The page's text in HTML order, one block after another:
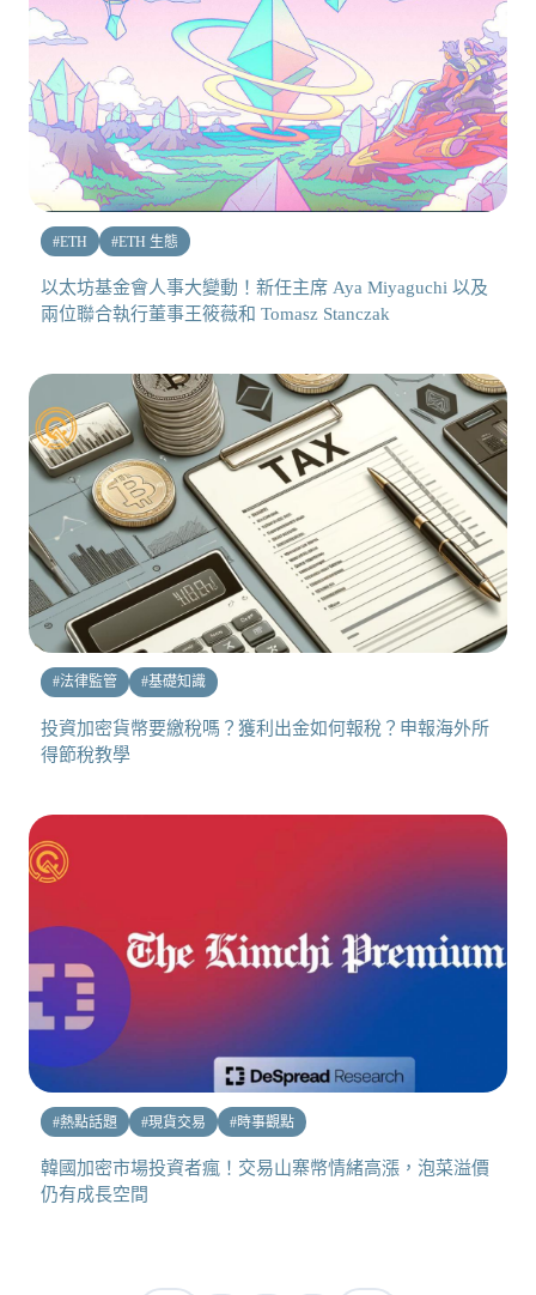
#ETH #ETH 生態
以太坊基金會人事大變動！新任主席 Aya Miyaguchi 以及
兩位聯合執行董事王筱薇和 Tomasz Stanczak
#法律監管 #基礎知識
投資加密貨幣要繳稅嗎？獲利出金如何報稅？申報海外所
得節稅教學
#熱點話題 #現貨交易 #時事觀點
韓國加密市場投資者瘋！交易山寨幣情緒高漲，泡菜溢價
仍有成長空間